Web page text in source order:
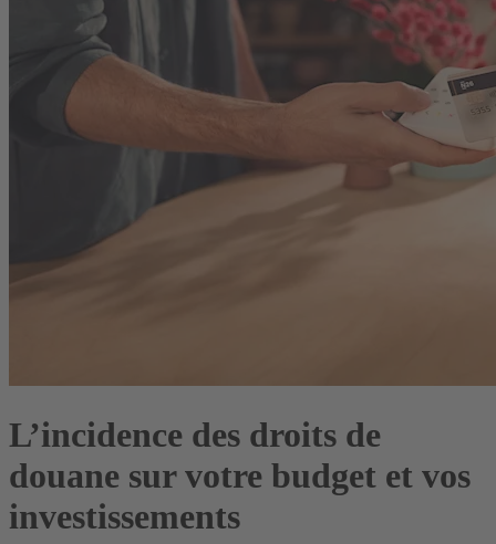
L’incidence des droits de
douane sur votre budget et vos
investissements